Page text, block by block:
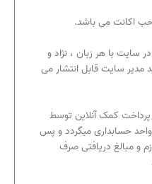
سایت با هر زبان ، نژاد و
سایت قابل انتشار می
پرداخت کمک آنلاین توسط
حسابداری میگردد و پس
و مبالغ دریافتی صرف